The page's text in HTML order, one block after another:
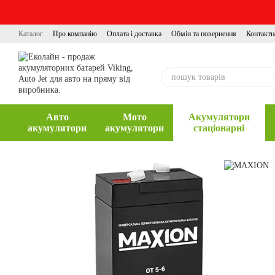
Каталог Про компанію Оплата і доставка Обмін та повернення
Авто
акумулятори
Мото
акумулятори
Акумулятори
стаціонарні